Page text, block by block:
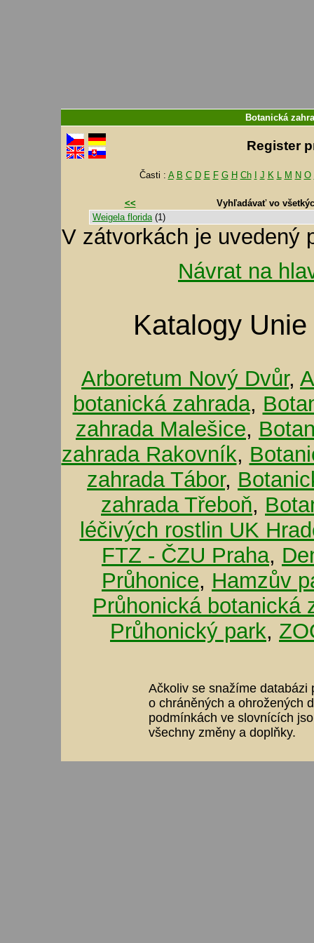
Botanická
Register
Časti : A B C D E F G H Ch J K L M N O
<<
Vyhľadávať vo
Weigela florida(1)
V zátvorkách je uvedený
Návrat na
Katalogy
Arboretum Nový Dvůr,
botanická zahrada,
zahrada Malešice,
zahrada Rakovník,
zahrada Tábor,
zahrada Třeboň,
léčivých rostlin UK
FTZ - ČZU Praha,
Průhonice, Hamzův
Průhonická botanická
Průhonický park,
Ačkoliv se snažíme databázi
o chráněných a ohrožených
podmínkách ve slovnících
všechny změny a doplňky.